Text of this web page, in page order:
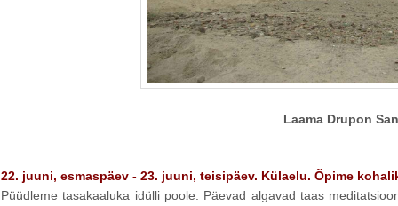
Laama Drupon
22. juuni, esmaspäev - 23. juuni, teisipäev. Külaelu. Õpime
Püüdleme tasakaaluka idülli poole. Päevad algavad taas